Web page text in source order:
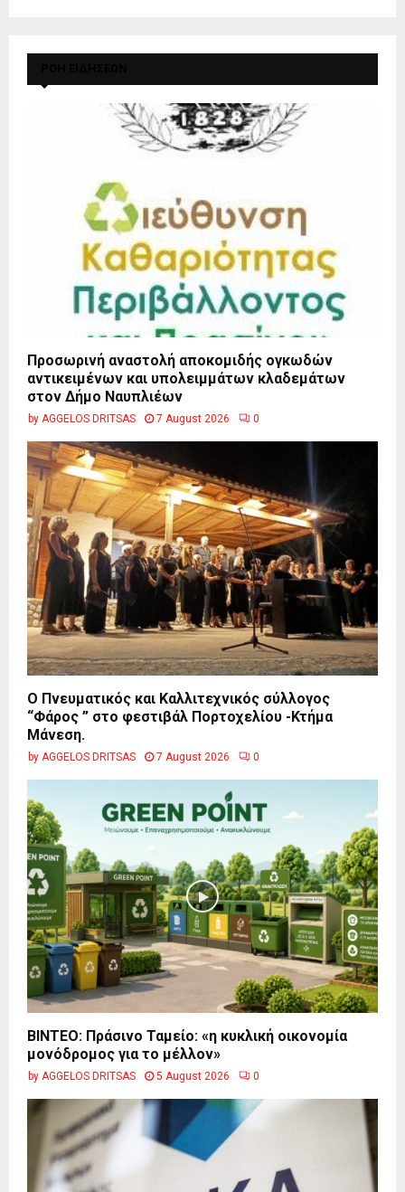
Προσωρινή αναστολή αποκομιδής ογκωδών
αντικειμένων και υπολειμμάτων κλαδεμάτων
στον Δήμο Ναυπλιέων
by AGGELOS DRITSAS 7 August 2026 0
Ο Πνευματικός και Καλλιτεχνικός σύλλογος
“Φάρος ” στο φεστιβάλ Πορτοχελίου -Κτήμα
Μάνεση.
by AGGELOS DRITSAS 7 August 2026 0
BINTEO: Πράσινο Ταμείο: «η κυκλική οικονομία
μονόδρομος για το μέλλον»
by AGGELOS DRITSAS 5 August 2026 0